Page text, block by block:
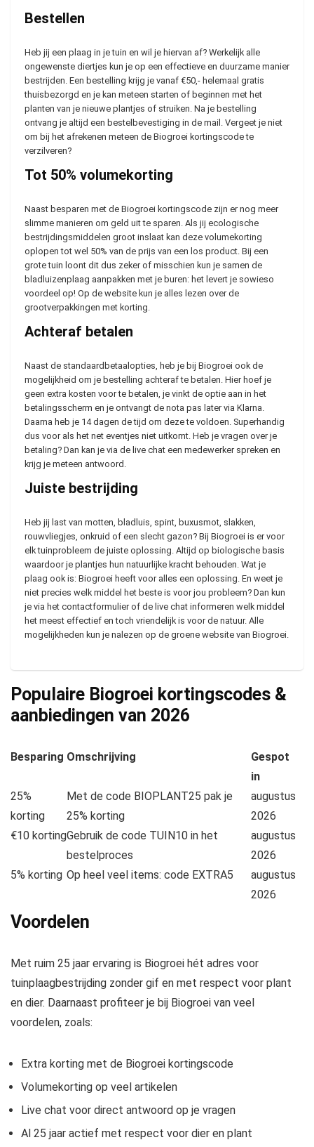
Bestellen
Heb jij een plaag in je tuin en wil je hiervan af? Werkelijk alle
ongewenste diertjes kun je op een effectieve en duurzame manier
bestrijden. Een bestelling krijg je vanaf €50,- helemaal gratis
thuisbezorgd en je kan meteen starten of beginnen met het
planten van je nieuwe plantjes of struiken. Na je bestelling
ontvang je altijd een bestelbevestiging in de mail. Vergeet je niet
om bij het afrekenen meteen de Biogroei kortingscode te
verzilveren?
Tot 50% volumekorting
Naast besparen met de Biogroei kortingscode zijn er nog meer
slimme manieren om geld uit te sparen. Als jij ecologische
bestrijdingsmiddelen groot inslaat kan deze volumekorting
oplopen tot wel 50% van de prijs van een los product. Bij een
grote tuin loont dit dus zeker of misschien kun je samen de
bladluizenplaag aanpakken met je buren: het levert je sowieso
voordeel op! Op de website kun je alles lezen over de
grootverpakkingen met korting.
Achteraf betalen
Naast de standaardbetaalopties, heb je bij Biogroei ook de
mogelijkheid om je bestelling achteraf te betalen. Hier hoef je
geen extra kosten voor te betalen, je vinkt de optie aan in het
betalingsscherm en je ontvangt de nota pas later via Klarna.
Daarna heb je 14 dagen de tijd om deze te voldoen. Superhandig
dus voor als het net eventjes niet uitkomt. Heb je vragen over je
betaling? Dan kan je via de live chat een medewerker spreken en
krijg je meteen antwoord.
Juiste bestrijding
Heb jij last van motten, bladluis, spint, buxusmot, slakken,
rouwvliegjes, onkruid of een slecht gazon? Bij Biogroei is er voor
elk tuinprobleem de juiste oplossing. Altijd op biologische basis
waardoor je plantjes hun natuurlijke kracht behouden. Wat je
plaag ook is: Biogroei heeft voor alles een oplossing. En weet je
niet precies welk middel het beste is voor jou probleem? Dan kun
je via het contactformulier of de live chat informeren welk middel
het meest effectief en toch vriendelijk is voor de natuur. Alle
mogelijkheden kun je nalezen op de groene website van Biogroei.
Populaire Biogroei kortingscodes &
aanbiedingen van 2026
Besparing Omschrijving
Gespot
in
25%
korting
Met de code BIOPLANT25 pak je
25% korting
augustus
2026
€10 kortingGebruik de code TUIN10 in het
bestelproces
augustus
2026
5% korting Op heel veel items: code EXTRA5
augustus
2026
Voordelen
Met ruim 25 jaar ervaring is Biogroei hét adres voor
tuinplaagbestrijding zonder gif en met respect voor plant
en dier. Daarnaast profiteer je bij Biogroei van veel
voordelen, zoals:
Extra korting met de Biogroei kortingscode
Volumekorting op veel artikelen
Live chat voor direct antwoord op je vragen
Al 25 jaar actief met respect voor dier en plant